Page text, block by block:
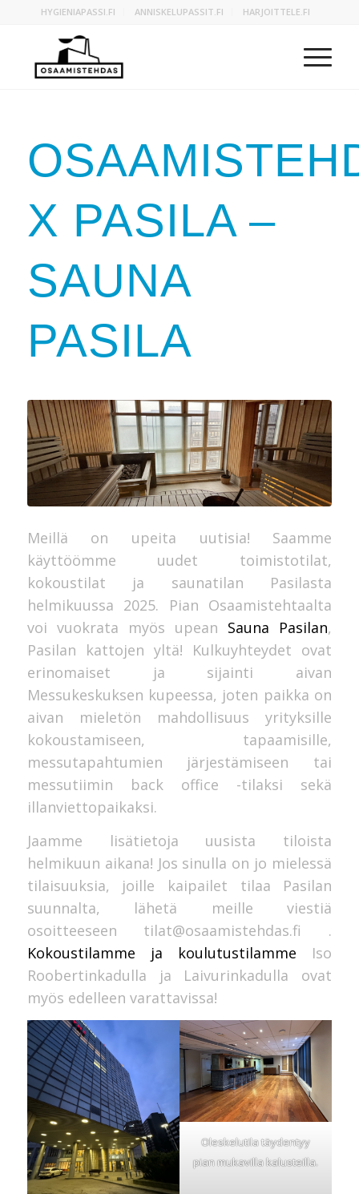
HYGIENIAPASSI.FI ANNISKELUPASSIT.FI HARJOITTELE.FI
X PASILA –
SAUNA
PASILA
Meillä on upeita uutisia! Saamme
käyttöömme uudet toimistotilat,
kokoustilat ja saunatilan Pasilasta
helmikuussa 2025. Pian Osaamistehtaalta
voi vuokrata myös upean Sauna Pasilan,
Pasilan kattojen yltä! Kulkuyhteydet ovat
erinomaiset ja sijainti aivan
Messukeskuksen kupeessa, joten paikka on
aivan mieletön mahdollisuus yrityksille
kokoustamiseen, tapaamisille,
messutapahtumien järjestämiseen tai
messutiimin back office -tilaksi sekä
illanviettopaikaksi.
Jaamme lisätietoja uusista tiloista
helmikuun aikana! Jos sinulla on jo mielessä
tilaisuuksia, joille kaipailet tilaa Pasilan
suunnalta, lähetä meille viestiä
osoitteeseen tilat@osaamistehdas.fi .
Kokoustilamme ja koulutustilamme Iso
Roobertinkadulla ja Laivurinkadulla ovat
myös edelleen varattavissa!
Oleskelutila täydentyy
pian mukavilla kalusteilla.